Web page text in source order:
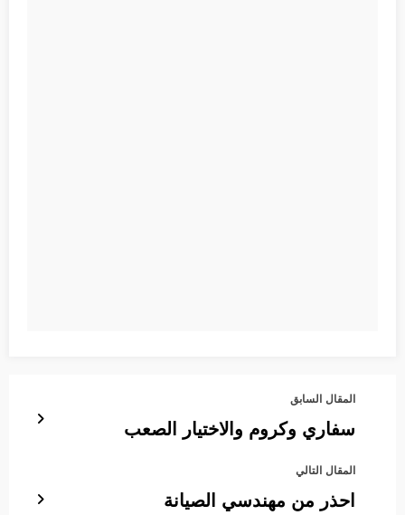
المقال السابق
سفاري وكروم والاختيار الصعب
المقال التالي
احذر من مهندسي الصيانة